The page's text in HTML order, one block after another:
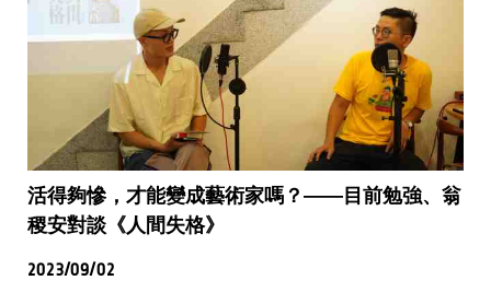
活得夠慘，才能變成藝術家嗎？——目前勉強、翁
稷安對談《人間失格》
2023/09/02